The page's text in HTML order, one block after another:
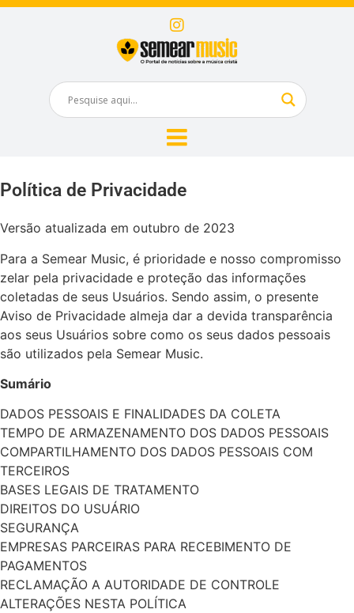
Política de Privacidade
Versão atualizada em outubro de 2023
Para a Semear Music, é prioridade e nosso compromisso
zelar pela privacidade e proteção das informações
coletadas de seus Usuários. Sendo assim, o presente
Aviso de Privacidade almeja dar a devida transparência
aos seus Usuários sobre como os seus dados pessoais
são utilizados pela Semear Music.
Sumário
DADOS PESSOAIS E FINALIDADES DA COLETA
TEMPO DE ARMAZENAMENTO DOS DADOS PESSOAIS
COMPARTILHAMENTO DOS DADOS PESSOAIS COM
TERCEIROS
BASES LEGAIS DE TRATAMENTO
DIREITOS DO USUÁRIO
SEGURANÇA
EMPRESAS PARCEIRAS PARA RECEBIMENTO DE
PAGAMENTOS
RECLAMAÇÃO A AUTORIDADE DE CONTROLE
ALTERAÇÕES NESTA POLÍTICA